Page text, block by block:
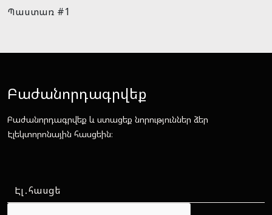
Պաստառ #1
Բաժանորդագրվեք
Բաժանորդագրվեք և ստացեք նորություններ ձեր
Էլեկտորոնային հասցեին։